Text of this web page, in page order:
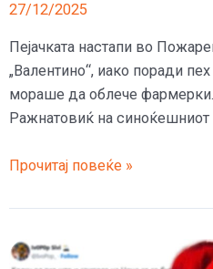
27/12/2025
Пејачката настапи во
„Валентино“, иако поради
мораше да облече
Ражнатовиќ на синоќешниот
Цеца
бината
екстремно
Прочитај повеќе »